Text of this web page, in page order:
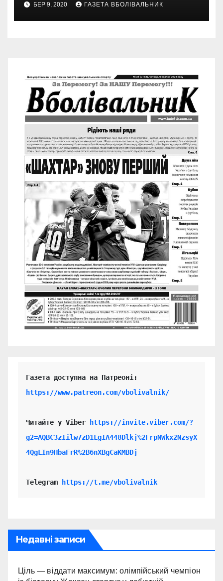
БЕР 9, 2020 ГАЗЕТА ВБОЛІВАЛЬНИК
https://www.patreon.com/vbolivalnik/
Читайте у Viber
https://invite.viber.com/?
g2=AQBC3zIilw7zD1LgIA448Dlkj%2FrpNWkx2NzsyX
4QgLIn9HbaFrR%2B6nXBgCaKMBDj
Telegram https://t.me/vbolivalnik
Недавні записи
Ціль — віддати максимум: олімпійський чемпіон